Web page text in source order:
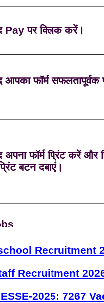
Pay पर क्लिक करें।
फॉर्म सफलतापूर्वक
फॉर्म प्रिंट करें और
बटन दबाएं।
Recruitment
Recruitment
2025: 7267